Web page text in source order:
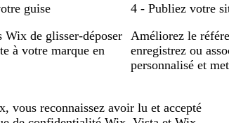
guise
de glisser-déposer
à votre marque en
4 - Publiez votre
Améliorez le
enregistrez ou
personnalisé et
vous reconnaissez avoir lu et accepté